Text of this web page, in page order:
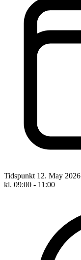
Tidspunkt 12. May 2026
kl. 09:00 - 11:00